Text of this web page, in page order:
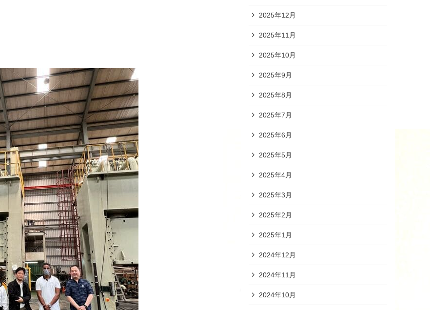
2025年12月
2025年11月
2025年10月
2025年9月
2025年8月
2025年7月
2025年6月
2025年5月
2025年4月
2025年3月
2025年2月
2025年1月
2024年12月
2024年11月
2024年10月